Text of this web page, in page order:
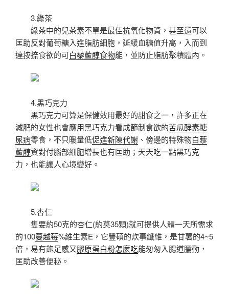
3.綠茶
綠茶中的兒茶素不單是最佳抗氧化物資，甚至還可以
匡助反對葡萄糖入進脂肪細胞，延緩血糖值升高，入而到
達按捺食欲的可白藜蘆醇食物能，並防止脂肪聚積體內。
4.黑巧克力
黑巧克力可算是保健效用最好的甜食之一，許多正在
減肥的女性也會應用黑巧克力看成節制食欲的苦瓜酵素糖
尿病零食，不只暖量低促進新陳代謝 、傍邊的特殊物白藜
蘆醇資對付腦部細胞增長也有匡助；天天吃一點黑巧克
力，也能讓人心境變好。
5.杏仁
隻要約50克的杏仁(約莫35顆)就可提供人體一天所需求
的100蔓越莓%維生素E，它豐碩的炊事纖維，是甘薯的4~5
倍，易有飽足感又膠原蛋白粉怎麼吃能匆匆入腸道臑動，
匡助改善便秘。